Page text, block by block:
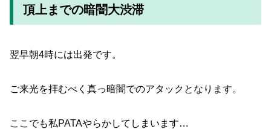
頂上までの暗闇大渋滞
翌早朝4時には出発です。
ご来光を拝むべく真っ暗闇でのアタックとなります。
ここでも私PATAやらかしてしまいます…